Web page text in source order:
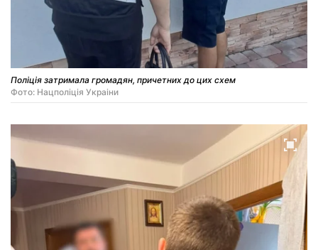
Поліція затримала громадян, причетних до цих схем
Фото: Нацполiцiя Украiни